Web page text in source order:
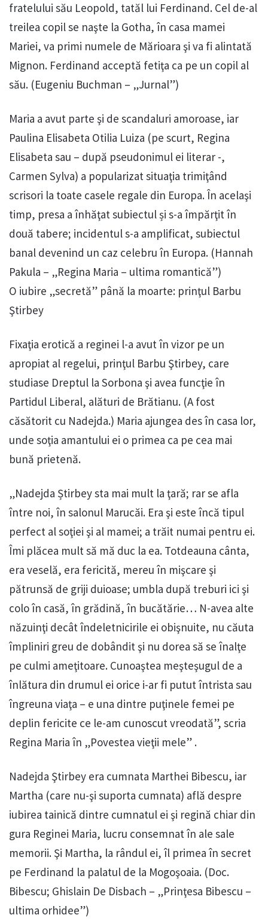
fratelului său Leopold, tatăl lui Ferdinand. Cel de-al
treilea copil se naşte la Gotha, în casa mamei
Mariei, va primi numele de Mărioara şi va fi alintată
Mignon. Ferdinand acceptă fetiţa ca pe un copil al
său. (Eugeniu Buchman – „Jurnal”)
Maria a avut parte şi de scandaluri amoroase, iar
Paulina Elisabeta Otilia Luiza (pe scurt, Regina
Elisabeta sau – după pseudonimul ei literar -,
Carmen Sylva) a popularizat situaţia trimiţând
scrisori la toate casele regale din Europa. În acelaşi
timp, presa a înhăţat subiectul și s-a împărţit în
două tabere; incidentul s-a amplificat, subiectul
banal devenind un caz celebru în Europa. (Hannah
Pakula – „Regina Maria – ultima romantică”)
O iubire „secretă” până la moarte: prinţul Barbu
Ştirbey
Fixaţia erotică a reginei l-a avut în vizor pe un
apropiat al regelui, prinţul Barbu Ştirbey, care
studiase Dreptul la Sorbona şi avea funcţie în
Partidul Liberal, alături de Brătianu. (A fost
căsătorit cu Nadejda.) Maria ajungea des în casa lor,
unde soţia amantului ei o primea ca pe cea mai
bună prietenă.
„Nadejda Știrbey sta mai mult la ţară; rar se afla
între noi, în salonul Marucăi. Era şi este încă tipul
perfect al soţiei şi al mamei; a trăit numai pentru ei.
Îmi plăcea mult să mă duc la ea. Totdeauna cânta,
era veselă, era fericită, mereu în mişcare şi
pătrunsă de griji duioase; umbla după treburi ici şi
colo în casă, în grădină, în bucătărie… N-avea alte
năzuinţi decât îndeletnicirile ei obişnuite, nu căuta
împliniri greu de dobândit şi nu dorea să se înalţe
pe culmi ameţitoare. Cunoaştea meşteşugul de a
înlătura din drumul ei orice i-ar fi putut întrista sau
îngreuna viaţa – e una dintre puţinele femei pe
deplin fericite ce le-am cunoscut vreodată”, scria
Regina Maria în „Povestea vieţii mele” .
Nadejda Ştirbey era cumnata Marthei Bibescu, iar
Martha (care nu-şi suporta cumnata) află despre
iubirea tainică dintre cumnatul ei şi regină chiar din
gura Reginei Maria, lucru consemnat în ale sale
memorii. Şi Martha, la rândul ei, îl primea în secret
pe Ferdinand la palatul de la Mogoşoaia. (Doc.
Bibescu; Ghislain De Disbach – „Prinţesa Bibescu –
ultima orhidee”)